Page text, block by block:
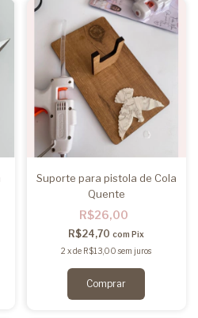
Suporte para pistola de Cola
Quente
R$26,00
R$24,70com Pix
2 xde R$13,00 sem juros